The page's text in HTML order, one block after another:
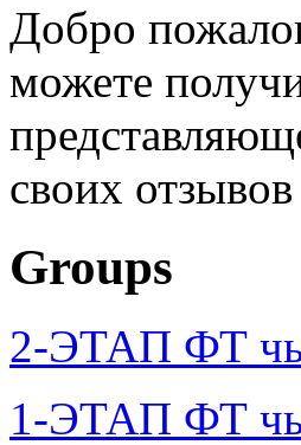
Добро
можете
своих
Groups
2-ЭТАП ФТ
1-ЭТАП ФТ